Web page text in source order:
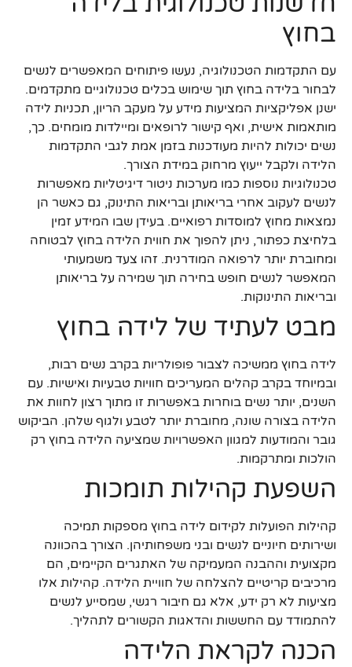
בחוץ
עם התקדמות הטכנולוגיה, נעשו פיתוחים המאפשרים לנשים
לבחור בלידה בחוץ תוך שימוש בכלים טכנולוגיים מתקדמים.
ישנן אפליקציות המציעות מידע על מעקב הריון, תכניות לידה
מותאמות אישית, ואף קישור לרופאים ומיילדות מומחים. כך,
נשים יכולות להיות מעודכנות בזמן אמת לגבי התקדמות
הלידה ולקבל ייעוץ מרחוק במידת הצורך.
טכנולוגיות נוספות כמו מערכות ניטור דיגיטליות מאפשרות
לנשים לעקוב אחרי בריאותן ובריאות התינוק, גם כאשר הן
נמצאות מחוץ למוסדות רפואיים. בעידן שבו המידע זמין
בלחיצת כפתור, ניתן להפוך את חווית הלידה בחוץ לבטוחה
ומחוברת יותר לרפואה המודרנית. זהו צעד משמעותי
המאפשר לנשים חופש בחירה תוך שמירה על בריאותן
ובריאות התינוקות.
מבט לעתיד של לידה בחוץ
לידה בחוץ ממשיכה לצבור פופולריות בקרב נשים רבות,
ובמיוחד בקרב קהלים המעריכים חוויות טבעיות ואישיות. עם
השנים, יותר נשים בוחרות באפשרות זו מתוך רצון לחוות את
הלידה בצורה שונה, מחוברת יותר לטבע ולגוף שלהן. הביקוש
גובר והמודעות למגוון האפשרויות שמציעה הלידה בחוץ רק
הולכות ומתרקמות.
השפעת קהילות תומכות
קהילות הפועלות לקידום לידה בחוץ מספקות תמיכה
ושירותים חיוניים לנשים ובני משפחותיהן. הצורך בהכוונה
מקצועית וההבנה המעמיקה של האתגרים הקיימים, הם
מרכיבים קריטיים להצלחה של חוויית הלידה. קהילות אלו
מציעות לא רק ידע, אלא גם חיבור רגשי, שמסייע לנשים
להתמודד עם החששות והדאגות הקשורים לתהליך.
הכנה לקראת הלידה